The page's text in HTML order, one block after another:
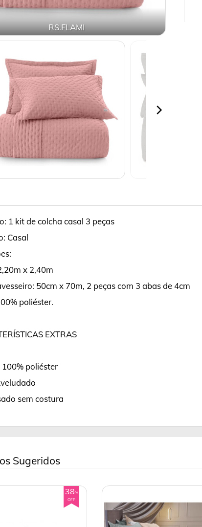
RS.FLAMI
1 kit de colcha casal 3 peças
Casal
x 2,40m
50cm x 70m, 2 peças com 3 abas de 4cm
poliéster.
EXTRAS
poliéster
sem costura
Sugeridos
38%
OFF